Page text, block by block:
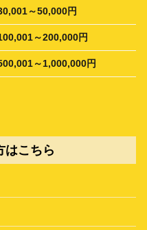
～50,000円
～200,000円
～1,000,000円
はこちら